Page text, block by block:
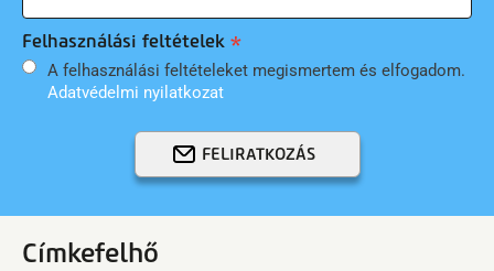
Felhasználási feltételek
A felhasználási feltételeket megismertem és elfogadom.
Adatvédelmi nyilatkozat
FELIRATKOZÁS
Címkefelhő